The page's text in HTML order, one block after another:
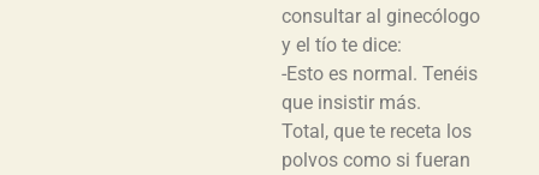
consultar al ginecólogo
y el tío te dice:
-Esto es normal. Tenéis
que insistir más.
Total, que te receta los
polvos como si fueran